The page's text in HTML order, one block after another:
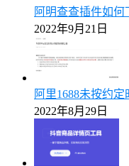
阿明查查插件如何
2022年9月21日
阿里1688未按约定
2022年8月29日